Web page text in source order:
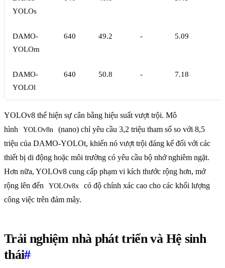
YOLOs
DAMO-
YOLOm
640 49.2 - 5.09
DAMO-
YOLOl
640 50.8 - 7.18
YOLOv8 thể hiện sự cân bằng hiệu suất vượt trội. Mô
hình
YOLOv8n
(nano) chỉ yêu cầu 3,2 triệu tham số so với 8,5
triệu của DAMO-YOLOt, khiến nó vượt trội đáng kể đối với các
thiết bị di động hoặc môi trường có yêu cầu bộ nhớ nghiêm ngặt.
Hơn nữa, YOLOv8 cung cấp phạm vi kích thước rộng hơn, mở
rộng lên đến
YOLOv8x
có độ chính xác cao cho các khối lượng
công việc trên đám mây.
Trải nghiệm nhà phát triển và Hệ sinh
thái#